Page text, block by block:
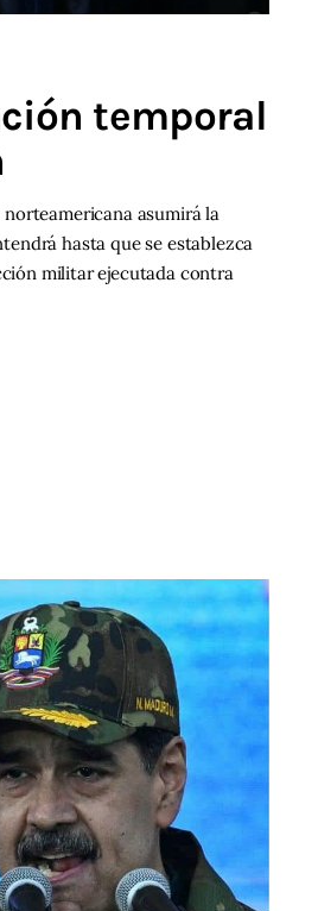
temporal
asumirá la
hasta que se establezca
militar ejecutada contra